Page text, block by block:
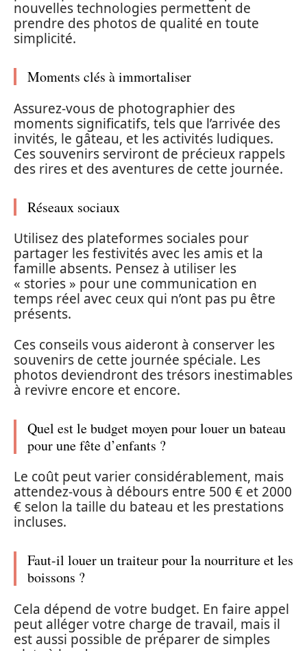
nouvelles technologies permettent de
prendre des photos de qualité en toute
simplicité.
Moments clés à immortaliser
Assurez-vous de photographier des
moments significatifs, tels que l’arrivée des
invités, le gâteau, et les activités ludiques.
Ces souvenirs serviront de précieux rappels
des rires et des aventures de cette journée.
Réseaux sociaux
Utilisez des plateformes sociales pour
partager les festivités avec les amis et la
famille absents. Pensez à utiliser les
« stories » pour une communication en
temps réel avec ceux qui n’ont pas pu être
présents.
Ces conseils vous aideront à conserver les
souvenirs de cette journée spéciale. Les
photos deviendront des trésors inestimables
à revivre encore et encore.
Quel est le budget moyen pour louer un bateau
pour une fête d’enfants ?
Le coût peut varier considérablement, mais
attendez-vous à débours entre 500 € et 2000
€ selon la taille du bateau et les prestations
incluses.
Faut-il louer un traiteur pour la nourriture et les
boissons ?
Cela dépend de votre budget. En faire appel
peut alléger votre charge de travail, mais il
est aussi possible de préparer de simples